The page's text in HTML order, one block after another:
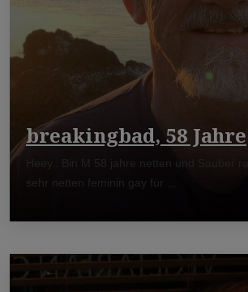
breakingbad, 58 Jahre
Heey.. Bin M 58 jahre netten und Sauber
sehr netten feminin gay für ...